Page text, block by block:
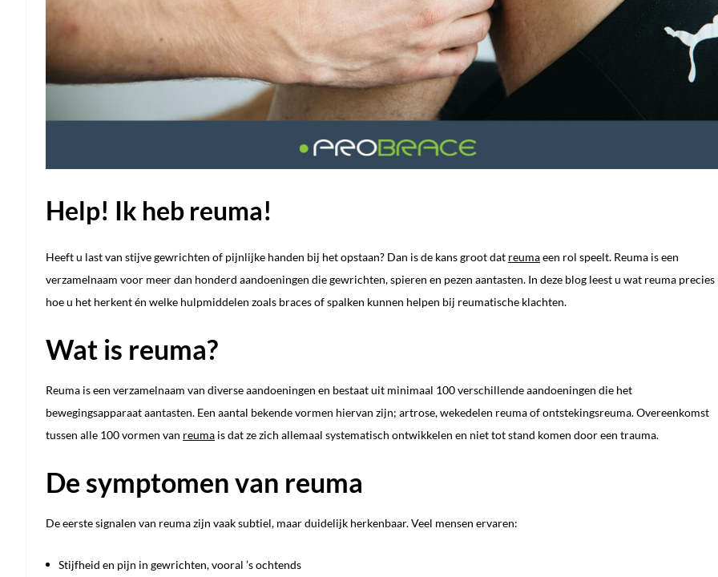
Help! Ik heb reuma!
Heeft u last van stijve gewrichten of pijnlijke handen bij het opstaan? Dan is de kans groot dat reumaeen rol speelt. Reuma is een
verzamelnaam voor meer dan honderd aandoeningen die gewrichten, spieren en pezen aantasten. In deze blog leest u wat reuma precies
hoe u het herkent én welke hulpmiddelen zoals braces of spalken kunnen helpen bij reumatische klachten.
Wat is reuma?
Reuma is een verzamelnaam van diverse aandoeningen en bestaat uit minimaal 100 verschillende aandoeningen die het
bewegingsapparaat aantasten. Een aantal bekende vormen hiervan zijn; artrose, wekedelen reuma of ontstekingsreuma. Overeenkomst
tussen alle 100 vormen van reuma is dat ze zich allemaal systematisch ontwikkelen en niet tot stand komen door een trauma.
De symptomen van reuma
De eerste signalen van reuma zijn vaak subtiel, maar duidelijk herkenbaar. Veel mensen ervaren:
Stijfheid en pijn in gewrichten, vooral ’s ochtends